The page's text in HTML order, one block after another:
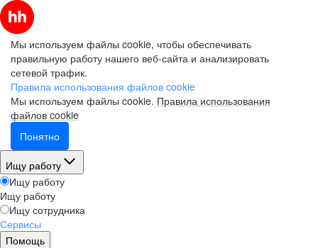
Мы используем файлы cookie, чтобы обеспечивать
правильную работу нашего веб-сайта и анализировать
сетевой трафик.
Правила использования файлов cookie
Мы используем файлы cookie. Правила использования
файлов cookie
Понятно
Ищу работу
Ищу работу
Ищу работу
Ищу сотрудника
Сервисы
Помощь